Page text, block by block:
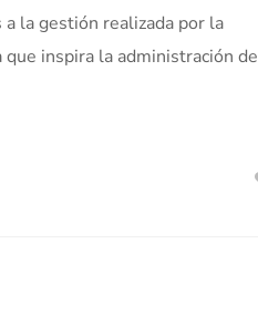
la gestión realizada por la
que inspira la administración de